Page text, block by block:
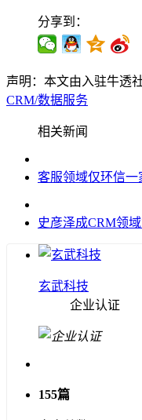
分享到：
声明：本文由入驻牛透
CRM/数据服务
相关新闻
客服领域仅环信一
史彦泽成CRM领
玄武科技
企业认证
155篇